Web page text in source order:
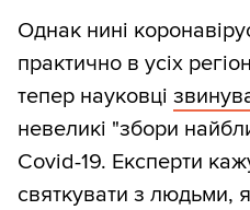
Однак нині
практично в усіх
тепер науковці
невеликі "збори
Covid-19. Експерти
святкувати з людьми,